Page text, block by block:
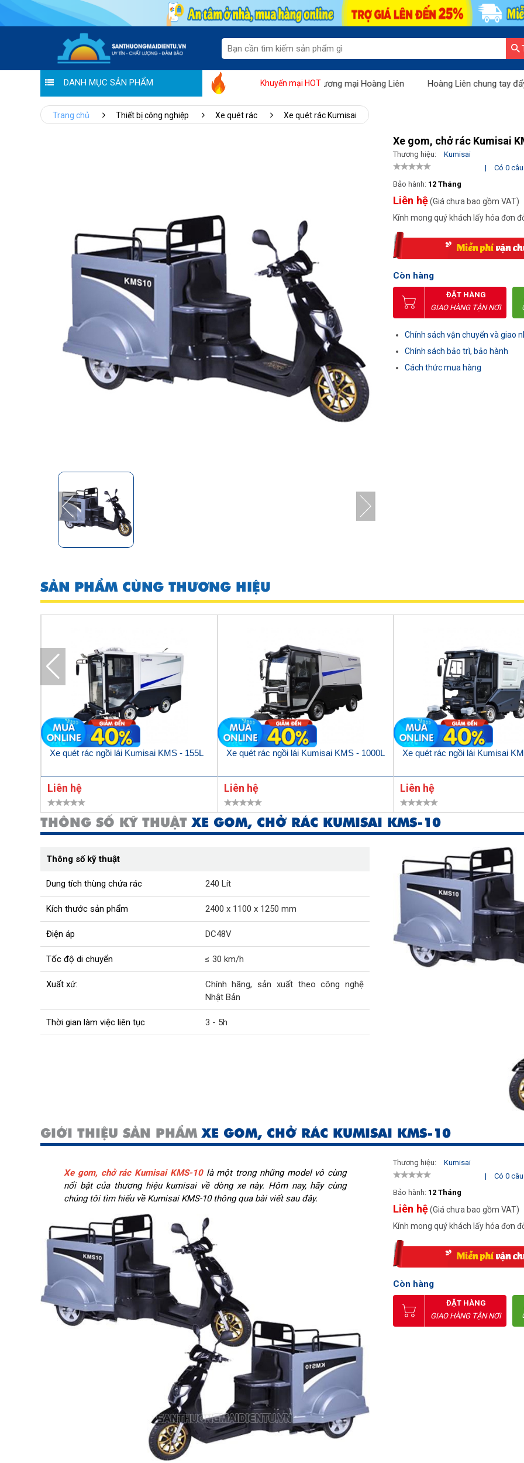
DANH MỤC SẢN PHẨM Khuyến mại HOT
"Sale thương hiệu - Ưu đãi tiền triệu" tại Sàn thương mại Hoàng Liên Hoàng Liên chung tay đẩy lùi
Trang chủ Thiết bị công nghiệp Xe quét rác Xe quét rác Kumisai
Xe gom, chở rác Kumisai
Thương hiệu:
Kumisai
|
Có 0
Bảo hành: 12 Tháng
Liên hệ(Giá chưa bao gồm VAT)
Kính mong quý khách lấy hóa đơn
Còn hàng
ĐẶT HÀNG
GIAO HÀNG TẬN NƠI
Chính sách vận chuyển và giao
Chính sách bảo trì, bảo hành
Cách thức mua hàng
SẢN PHẨM CÙNG THƯƠNG HIỆU
Xe quét rác ngồi lái Kumisai KMS - 155L
Liên hệ
Xe quét rác ngồi lái Kumisai KMS - 1000L
Liên hệ
Xe quét rác ngồi lái Kumisai
Liên hệ
THÔNG SỐ KỸ THUẬTXE GOM, CHỞ RÁC KUMISAI KMS-10
Thông số kỹ thuật
Dung tích thùng chứa rác 240 Lít
Kích thước sản phẩm 2400 x 1100 x 1250 mm
Điện áp DC48V
Tốc độ di chuyển ≤ 30 km/h
Xuất xứ:
Chính hãng, sản xuất theo công nghệ
Nhật Bản
Thời gian làm việc liên tục 3 - 5h
GIỚI THIỆU SẢN PHẨMXE GOM, CHỞ RÁC KUMISAI KMS-10
Xe gom, chở rác Kumisai KMS-10là một trong những model vô cùng
nổi bật của thương hiệu kumisai về dòng xe này. Hôm nay, hãy cùng
chúng tôi tìm hiểu về Kumisai KMS-10 thông qua bài viết sau đây.
Thương hiệu:
Kumisai
|
Có 0
Bảo hành: 12 Tháng
Liên hệ(Giá chưa bao gồm VAT)
Kính mong quý khách lấy hóa đơn
Còn hàng
ĐẶT HÀNG
GIAO HÀNG TẬN NƠI